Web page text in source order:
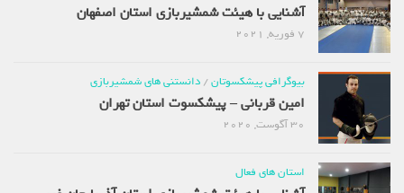
آشنایی با هیئت شمشیربازی استان اصفهان
بیوگرافی پیشکسوتان/دانستنی های شمشیربازی
امین قربانی – پیشکسوت استان تهران
استان های فعال